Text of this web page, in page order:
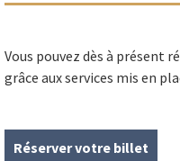
Vous pouvez dès à présent
grâce aux services mis en
Réserver votre billet